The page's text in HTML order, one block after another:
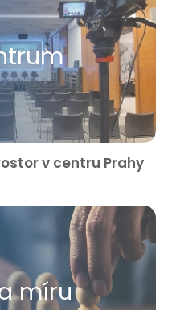
v centru Prahy
míru